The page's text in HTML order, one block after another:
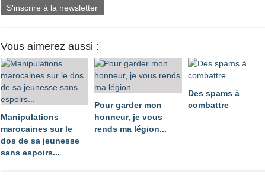
S'inscrire à la newsletter
Vous aimerez aussi :
Manipulations
marocaines sur le
dos de sa jeunesse
sans espoirs...
Pour garder mon
honneur, je vous
rends ma légion...
Des spams à
combattre